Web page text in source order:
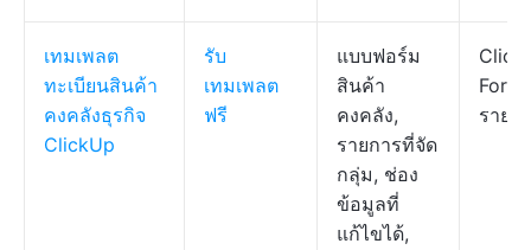
เทมเพลต
ทะเบียนสินค้า
คงคลังธุรกิจ
ClickUp
รับ
เทมเพลต
ฟรี
แบบฟอร์ม
สินค้า
คงคลัง,
รายการที่จัด
กลุ่ม, ช่อง
ข้อมูลที่
แก้ไขได้,
Form,
รายก